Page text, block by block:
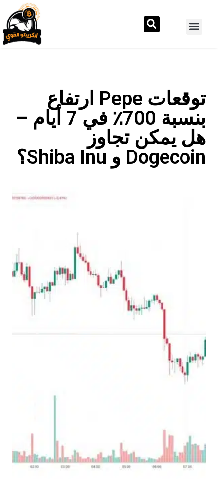
توقعات Pepe ارتفاع
بنسبة 700٪ في 7 أيام –
هل يمكن تجاوز
Dogecoin و Shiba Inu؟